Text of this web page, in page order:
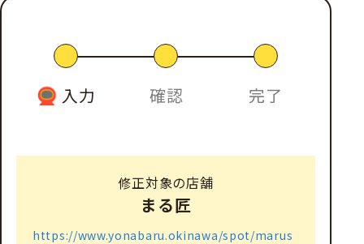
入力 確認 完了
修正対象の店舗
まる匠
https://www.yonabaru.okinawa/spot/marus